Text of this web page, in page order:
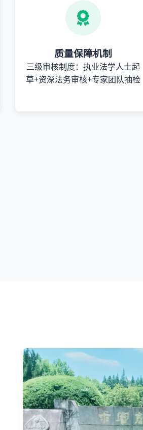
质量保障机制
三级审核制度：执业法学人士起
草+资深法务审核+专家团队抽检